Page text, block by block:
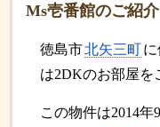
Ms壱番館のご紹介
徳島市北矢三町
は2DKのお部屋を
この物件は2014